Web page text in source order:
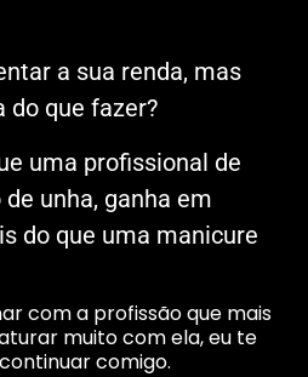
a sua renda, mas
do que fazer?
uma profissional de
unha, ganha em
do que uma manicure
com a profissão que mais
muito com ela, eu te
comigo.